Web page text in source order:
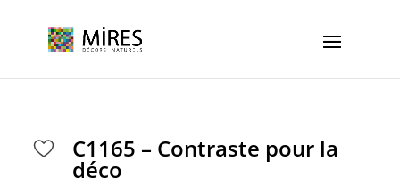
C1165 – Contraste pour la
déco